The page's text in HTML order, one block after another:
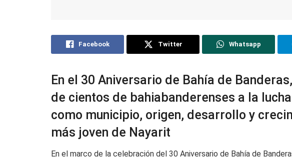
Facebook Twitter Whatsapp
En el 30 Aniversario de Bahía de
de cientos de bahiabanderenses a la
como municipio, origen, desarrollo y
más joven de Nayarit
En el marco de la celebración del 30 Aniversario de Bahía de